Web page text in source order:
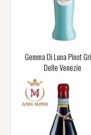
Gemma Di Luna Pinot
Delle Venezie